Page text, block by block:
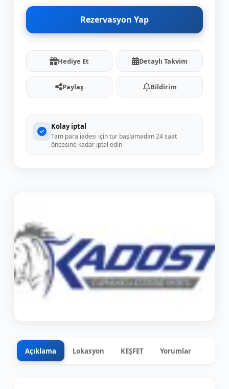
Açıklama Lokasyon KEŞFET Yorumlar
Rezervasyon Yap
Hediye Et Detaylı Takvim
Paylaş Bildirim
Kolay iptal
Tam para iadesi için tur başlamadan 24 saat
öncesine kadar iptal edin